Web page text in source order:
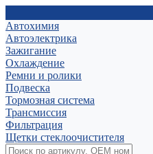
Автохимия
Автоэлектрика
Зажигание
Охлаждение
Ремни и ролики
Подвеска
Тормозная система
Трансмиссия
Фильтрация
Щетки стеклоочистителя